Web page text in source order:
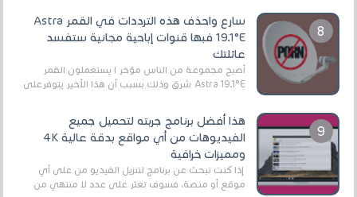
سارع واحذف هذه الترددات في القمر Astra
19.1°E فبها قنوات إباحية مجانية ستفسد
عائلتك
أصبح مجموعة من الناس مؤخر ا يستعملون القمر
Astra 19.1°E شرق وذلك بسبب أن هذا الأخير يتوفرعلى
هذا أفضل برنامج جربته لتحميل جميع
الفيديوهات من أي مواقع بدقة عالية 4K
ومميزات خرافية
إذا كنت تبحث عن برنامج لتنزيل الفيديو من على أي
موقع أو منصة، فسوف تعثر على عدد لا منتهي من